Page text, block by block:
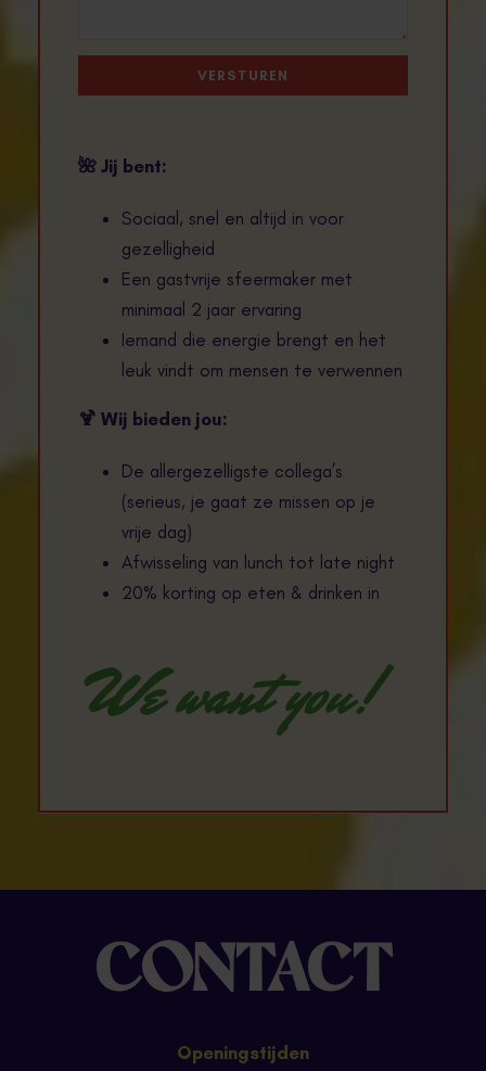
🌺 Jij bent:
Sociaal, snel en altijd in voor
gezelligheid
Een gastvrije sfeermaker met
minimaal 2 jaar ervaring
Iemand die energie brengt en het
leuk vindt om mensen te verwennen
🍹 Wij bieden jou:
De allergezelligste collega’s
(serieus, je gaat ze missen op je
vrije dag)
Afwisseling van lunch tot late night
20% korting op eten & drinken in
We want you!
CONTACT
Openingstijden